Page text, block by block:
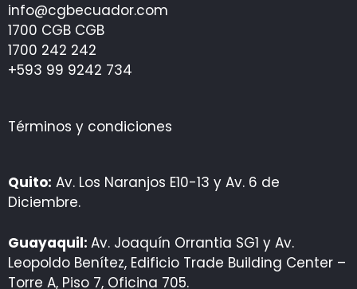
info@cgbecuador.com
1700 CGB CGB
1700 242 242
+593 99 9242 734
Términos y condiciones
Quito: Av. Los Naranjos E10-13 y Av. 6 de
Diciembre.
Guayaquil: Av. Joaquín Orrantia SG1 y Av.
Leopoldo Benítez, Edificio Trade Building Center –
Torre A, Piso 7, Oficina 705.